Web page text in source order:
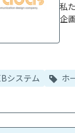
私
企
システム ホ